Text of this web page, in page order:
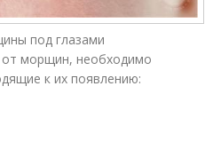
под глазами
морщин, необходимо
к их появлению: